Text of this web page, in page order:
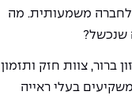
לחברה משמעותית. מה
שנכשל?
ברור, צוות חזק ותזמון
בעלי ראייה